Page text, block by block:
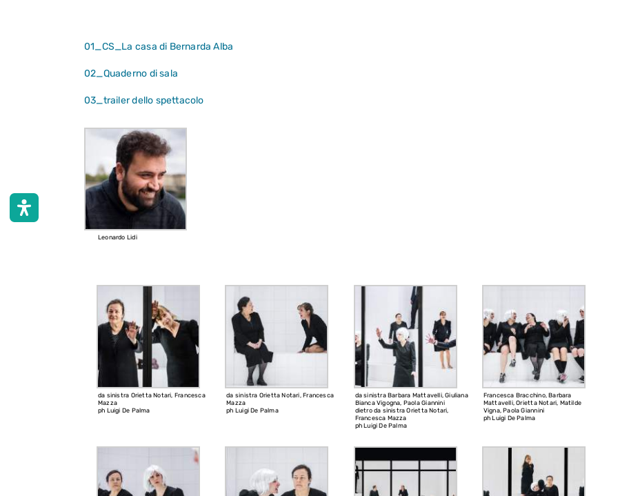
01_CS_La casa di Bernarda Alba
02_Quaderno di sala
03_trailer dello spettacolo
Leonardo Lidi
da sinistra Orietta Notari, Francesca
Mazza
ph Luigi De Palma
da sinistra Orietta Notari, Francesca
Mazza
ph Luigi De Palma
da sinistra Barbara Mattavelli, Giuliana
Bianca Vigogna, Paola Giannini
dietro da sinistra Orietta Notari,
Francesca Mazza
ph Luigi De Palma
Francesca Bracchino, Barbara
Mattavelli, Orietta Notari, Matilde
Vigna, Paola Giannini
ph Luigi De Palma